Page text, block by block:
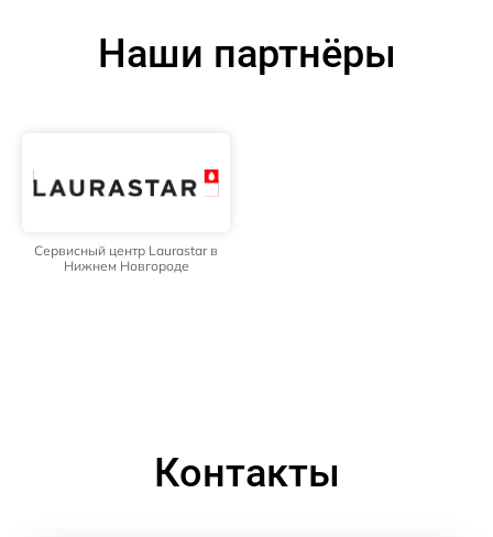
Наши партнёры
Сервисный центр Laurastar в
Нижнем Новгороде
Контакты